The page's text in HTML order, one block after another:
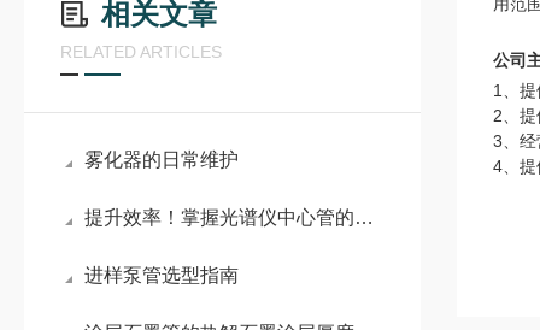
相关文章
RELATED ARTICLES
雾化器的日常维护
提升效率！掌握光谱仪中心管的高效保养技巧
进样泵管选型指南
公司
1、
2
提
3、经
4 、